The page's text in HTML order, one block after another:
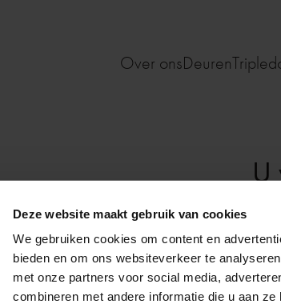
Deze website maakt gebruik van cookies
We gebruiken cookies om content en
bieden en om ons websiteverkeer te
met onze partners voor social media,
combineren met andere informatie die u aan
Over onsDeuren
U
Nijverheidsweg 11 , 1613 DZ